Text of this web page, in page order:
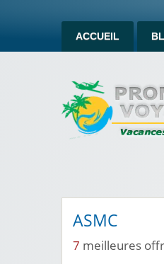
ACCUEIL
ASMC
7 meilleures